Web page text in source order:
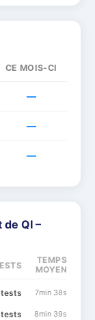
CE MOIS-CI
—
—
—
QI –
TEMPS
MOYEN
tests 7min 38s
tests 8min 39s